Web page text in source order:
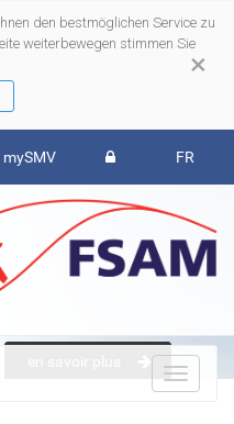
×
den bestmöglichen Service zu
weiterbewegen stimmen Sie
mySMV FR